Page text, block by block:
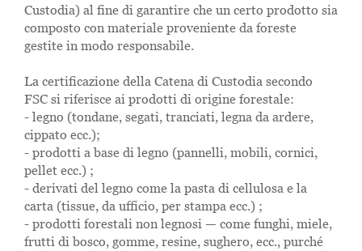
Custodia) al fine di garantire che un certo prodotto sia
composto con materiale proveniente da foreste
gestite in modo responsabile.
La certificazione della Catena di Custodia secondo
FSC si riferisce ai prodotti di origine forestale:
- legno (tondane, segati, tranciati, legna da ardere,
cippato ecc.);
- prodotti a base di legno (pannelli, mobili, cornici,
pellet ecc.) ;
- derivati del legno come la pasta di cellulosa e la
carta (tissue, da ufficio, per stampa ecc.) ;
- prodotti forestali non legnosi — come funghi, miele,
frutti di bosco, gomme, resine, sughero, ecc., purché